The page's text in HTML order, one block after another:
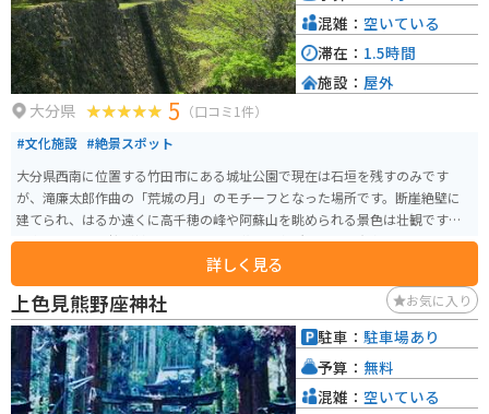
大分県 5 （口コミ1件）
#文化施設 #絶景スポット
大分県西南に位置する竹田市にある城址公園で現在は石垣を残すのみです
が、滝廉太郎作曲の「荒城の月」のモチーフとなった場所です。断崖絶壁に
建てられ、はるか遠くに高千穂の峰や阿蘇山を眺められる景色は壮観です。
場内には多くの桜が植えられており、花見の名所としても有名です。
詳しく見る
混雑： 空いている
滞在： 1.5時間
施設： 屋外
上色見熊野座神社 お気に入り
駐車： 駐車場あり
予算： 無料
混雑： 空いている